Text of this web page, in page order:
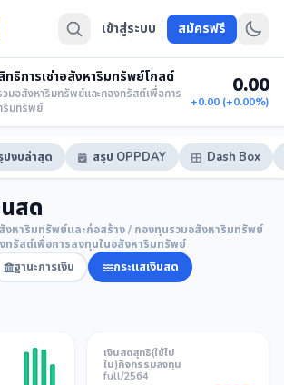
เข้าสู่ระบบ สมัครฟรี
ธิการเช่าอสังหาริมทรัพย์โกลด์
วมอสังหาริมทรัพย์และกองทรัสต์เพื่อการ
ริมทรัพย์
0.00
+0.00 (+0.00%)
ปงบล่าสุด สรุป OPPDAY Dash Box
สด
สังหาริมทรัพย์และก่อสร้าง / กองทุนรวมอสังหาริมทรัพย์
ทรัสต์เพื่อการลงทุนในอสังหาริมทรัพย์
ฐานะการเงิน
กระแสเงินสด
เงินสดสุทธิ(ใช้ไป
ใน)กิจกรรมลงทุน
full/2564